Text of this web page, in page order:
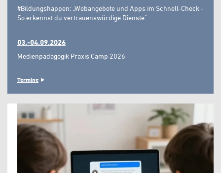
#Bildungshappen: „Webangebote und Apps im Schnell-Check -
So erkennst du vertrauenswürdige Dienste"
03.-04.09.2026
Medienpädagogik Praxis Camp 2026
Termine